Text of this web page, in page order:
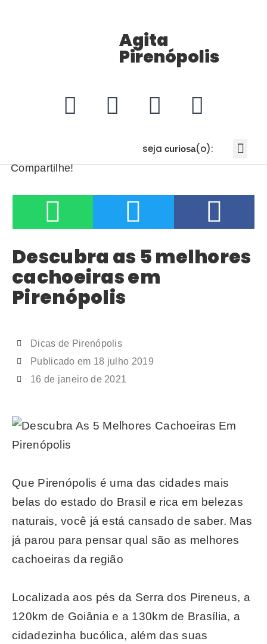
Agita
Pirenópolis
sejacuriosa(o):
Compartilhe!
Descubra as 5 melhores
cachoeiras em
Pirenópolis
Dicas de Pirenópolis
Publicado em 18 julho 2019
16 de janeiro de 2021
Que Pirenópolis é uma das cidades mais
belas do estado do Brasil e rica em belezas
naturais, você já está cansado de saber. Mas
já parou para pensar qual são as melhores
cachoeiras da região
Localizada aos pés da Serra dos Pireneus, a
120km de Goiânia e a 130km de Brasília, a
cidadezinha bucólica, além das suas